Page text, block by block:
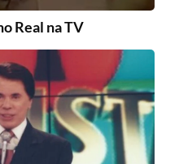
Real na TV